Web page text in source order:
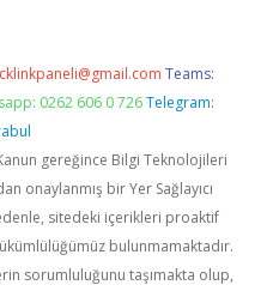
Teams:
0262 606 0 726 Telegram:
gereğince Bilgi Teknolojileri
onaylanmış bir Yer Sağlayıcı
sitedeki içerikleri proaktif
bulunmamaktadır.
sorumluluğunu taşımakta olup,